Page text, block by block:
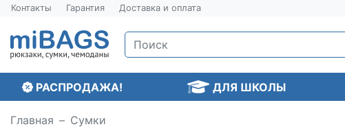
Контакты Гарантия Доставка и оплата
РАСПРОДАЖА! ДЛЯ ШКОЛЫ
Главная Сумки